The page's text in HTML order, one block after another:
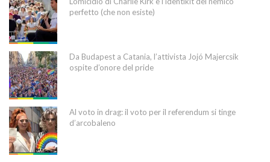
perfetto (che non esiste)
Da Budapest a Catania, l’attivista Jojó Majercsik
ospite d’onore del pride
Al voto in drag: il voto per il referendum si tinge
d’arcobaleno